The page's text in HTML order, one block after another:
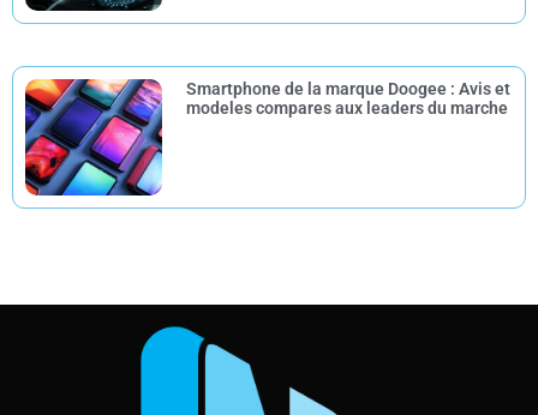
Smartphone de la marque Doogee : Avis et
modeles compares aux leaders du marche